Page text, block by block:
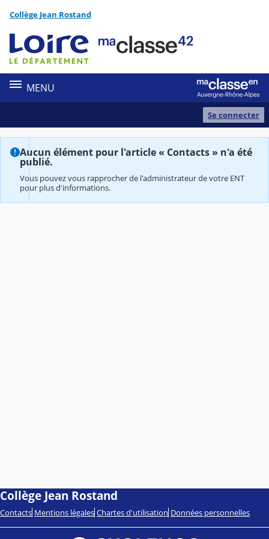
Contenu
Collège Jean Rostand
MENU
Se connecter
Aucun élément pour l'article « Contacts » n'a été
publié.
Vous pouvez vous rapprocher de l'administrateur de votre ENT
pour plus d'informations.
Collège Jean Rostand
Contacts Mentions légales Chartes d'utilisation Données personnelles